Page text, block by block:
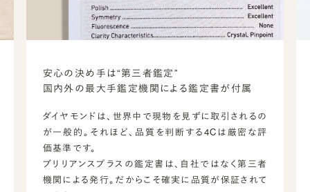
安心の決め手は“第三者鑑定”
国内外の最大手鑑定機関による鑑定書が付属
ダイヤモンドは、世界中で現物を見ずに取引されるの
が一般的。それほど、品質を判断する4Cは厳密な評
価基準です。
ブリリアンスプラスの鑑定書は、自社ではなく第三者
機関による発行。だからこそ確実に品質が保証されて